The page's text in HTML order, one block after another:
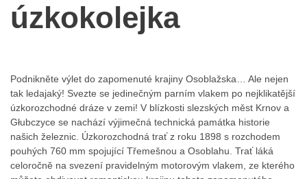
úzkokolejka
Podnikněte výlet do zapomenuté krajiny Osoblažska… Ale nejen
tak ledajaký! Svezte se jedinečným parním vlakem po nejklikatější
úzkorozchodné dráze v zemi! V blízkosti slezských měst Krnov a
Głubczyce se nachází výjimečná technická památka historie
našich železnic. Úzkorozchodná trať z roku 1898 s rozchodem
pouhých 760 mm spojující Třemešnou a Osoblahu. Trať láká
celoročně na svezení pravidelným motorovým vlakem, ze kterého